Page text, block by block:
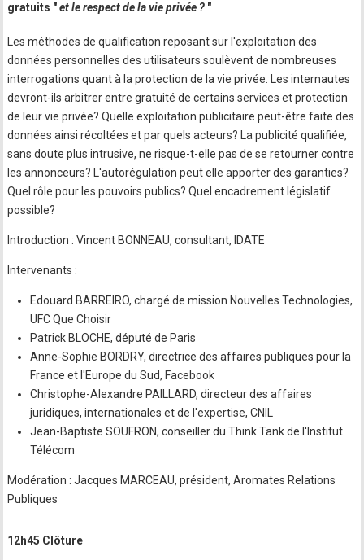
gratuits "et le respect de la vie privée ? "
Les méthodes de qualification reposant sur l'exploitation des
données personnelles des utilisateurs soulèvent de nombreuses
interrogations quant à la protection de la vie privée. Les internautes
devront-ils arbitrer entre gratuité de certains services et protection
de leur vie privée? Quelle exploitation publicitaire peut-être faite des
données ainsi récoltées et par quels acteurs? La publicité qualifiée,
sans doute plus intrusive, ne risque-t-elle pas de se retourner contre
les annonceurs? L'autorégulation peut elle apporter des garanties?
Quel rôle pour les pouvoirs publics? Quel encadrement législatif
possible?
Introduction : Vincent BONNEAU, consultant, IDATE
Intervenants :
Edouard BARREIRO, chargé de mission Nouvelles Technologies,
UFC Que Choisir
Patrick BLOCHE, député de Paris
Anne-Sophie BORDRY, directrice des affaires publiques pour la
France et l'Europe du Sud, Facebook
Christophe-Alexandre PAILLARD, directeur des affaires
juridiques, internationales et de l'expertise, CNIL
Jean-Baptiste SOUFRON, conseiller du Think Tank de l'Institut
Télécom
Modération : Jacques MARCEAU, président, Aromates Relations
Publiques
12h45 Clôture